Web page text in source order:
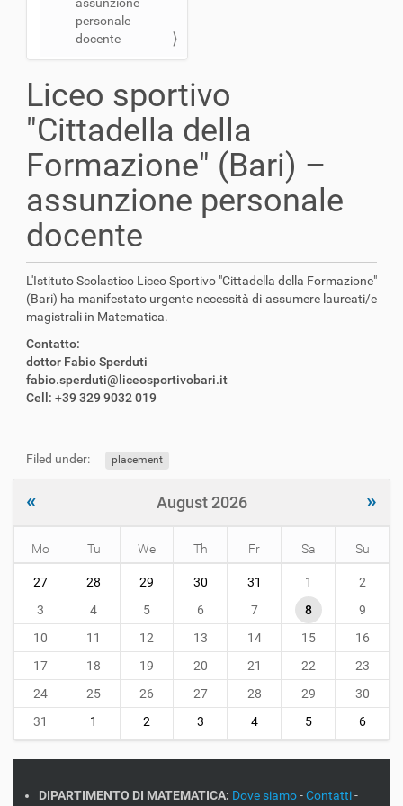
i
n
personale
docente
Liceo sportivo
"Cittadella della
Formazione" (Bari) –
assunzione personale
docente
L'Istituto Scolastico Liceo Sportivo "Cittadella della Formazione"
(Bari) ha manifestato urgente necessità di assumere laureati/e
magistrali in Matematica.
Contatto:
dottor Fabio Sperduti
fabio.sperduti@liceosportivobari.it
Cell: +39 329 9032 019
Filed under: placement
« August 2026 »
t
8
Mo Tu We Th Fr Sa Su
27 28 29 30 31 1
2
3
4 5 6 7 8
9
10
11 12 13 14 15
16
17
18 19 20 21 22
23
24
25 26 27 28 29
30
31
1 2 3 4 5 6
DIPARTIMENTO DI MATEMATICA: Dove siamo-Contatti-